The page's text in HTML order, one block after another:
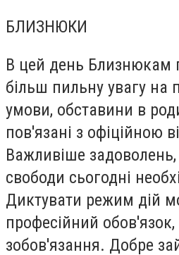
БЛИЗНЮКИ
В цей день Близнюкам
більш пильну увагу на
умови, обставини в
пов'язані з офіційною
Важливіше
свободи сьогодні
Диктувати режим дій
професійний
зобов'язання. Добре